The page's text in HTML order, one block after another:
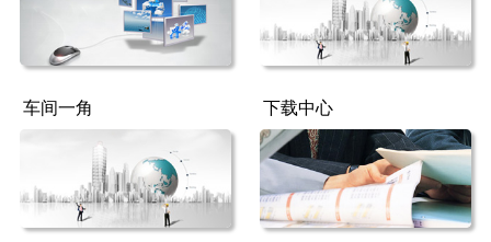
车间一角 下载中心